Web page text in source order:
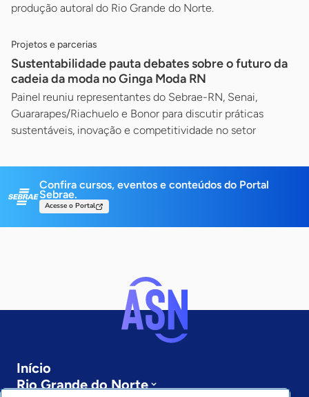
produção autoral do Rio Grande do Norte.
Projetos e parcerias
Sustentabilidade pauta debates sobre o futuro da
cadeia da moda no Ginga Moda RN
Painel reuniu representantes do Sebrae-RN, Senai,
Guararapes/Riachuelo e Bonor para discutir práticas
sustentáveis, inovação e competitividade no setor
Confira cursos, eventos e conteúdos do Portal
Sebrae.
Acesse o Portal
Início
Rio Grande do Norte